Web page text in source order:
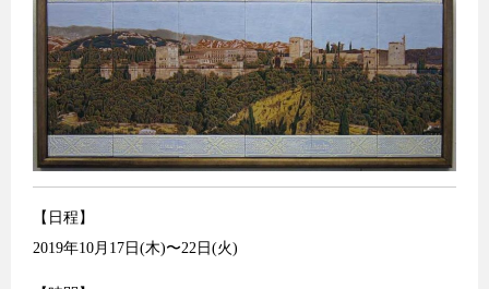
【日程】
2019年10月17日(木)〜22日(火)